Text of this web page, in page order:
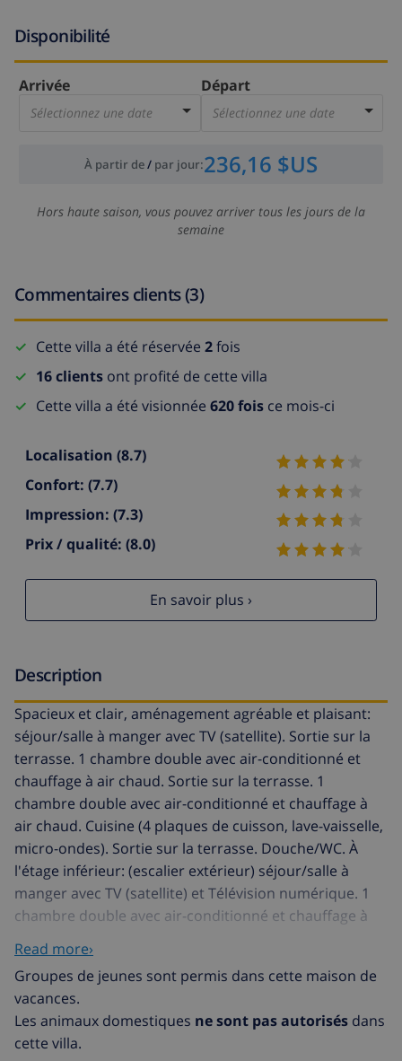
Disponibilité
Arrivée
Sélectionnez une date
Départ
Sélectionnez une date
À partir de/ par jour:236,16 $US
Hors haute saison, vous pouvez arriver tous les jours de la
semaine
Commentaires clients (3)
Cette villa a été réservée 2fois
16 clients ont profité de cette villa
Cette villa a été visionnée 620 fois ce mois-ci
Localisation (8.7)
Confort: (7.7)
Impression: (7.3)
Prix / qualité: (8.0)
En savoir plus ›
Description
Spacieux et clair, aménagement agréable et plaisant:
séjour/salle à manger avec TV (satellite). Sortie sur la
terrasse. 1 chambre double avec air-conditionné et
chauffage à air chaud. Sortie sur la terrasse. 1
chambre double avec air-conditionné et chauffage à
air chaud. Cuisine (4 plaques de cuisson, lave-vaisselle,
micro-ondes). Sortie sur la terrasse. Douche/WC. À
l'étage inférieur: (escalier extérieur) séjour/salle à
manger avec TV (satellite) et Télévision numérique. 1
chambre double avec air-conditionné et chauffage à
conditionné et chauffage à air chaud. Cuisine ouverte
(4 plaques de cuisson, lave-vaisselle, micro-ondes) avec
TV (satellite) et Télévision numérique. Sortie sur la
terrasse. Douche/WC, baignoire sabot/WC. 2 grandes
terrasses. Barbecue, chaises longues, place pour
Read more›
Groupes de jeunes sont permis dans cette maison de
vacances.
Les animaux domestiques ne sont pas autorisés dans
cette villa.